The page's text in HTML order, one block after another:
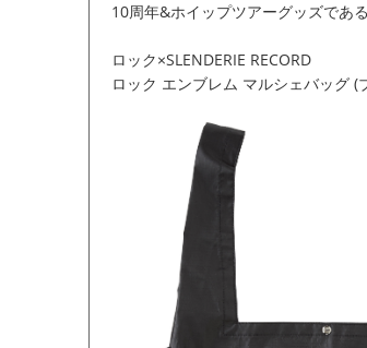
10周年&ホイップツアーグッズであ
ロック×SLENDERIE RECORD
ロック エンブレム マルシェバッグ (